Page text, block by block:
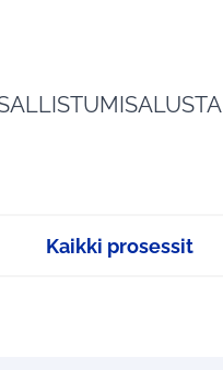
Kaikki prosessit